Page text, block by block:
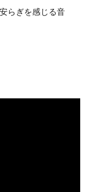
らぎを感じる音